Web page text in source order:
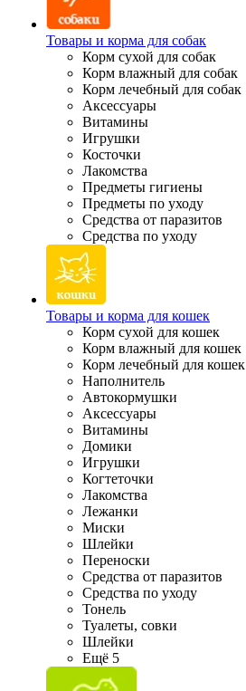
Товары и корма для собак
Корм сухой для собак
Корм влажный для собак
Корм лечебный для собак
Аксессуары
Витамины
Игрушки
Косточки
Лакомства
Предметы гигиены
Предметы по уходу
Средства от паразитов
Средства по уходу
Товары и корма для кошек
Корм сухой для кошек
Корм влажный для кошек
Корм лечебный для кошек
Наполнитель
Автокормушки
Аксессуары
Витамины
Домики
Игрушки
Когтеточки
Лакомства
Лежанки
Миски
Шлейки
Переноски
Средства от паразитов
Средства по уходу
Тонель
Туалеты, совки
Шлейки
Ещё 5